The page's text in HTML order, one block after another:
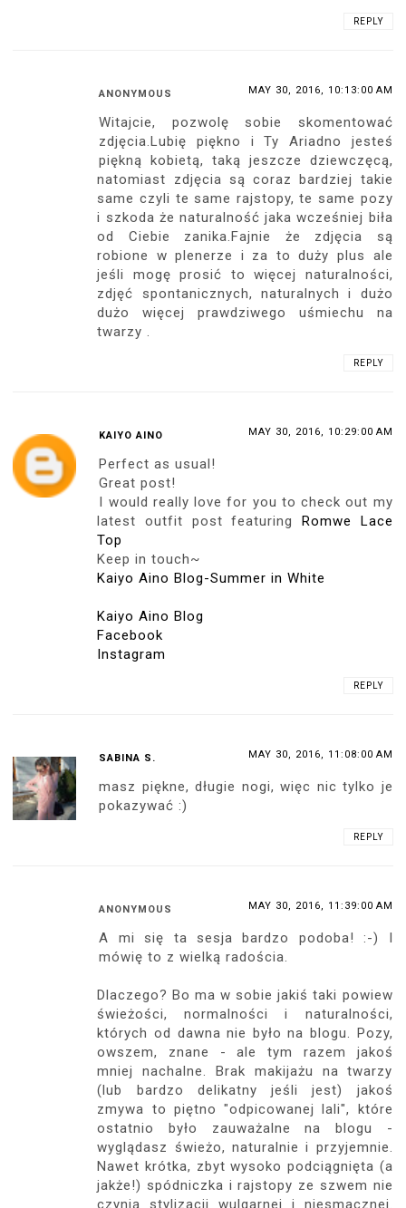
REPLY
ANONYMOUS MAY 30, 2016, 10:13:00 AM
Witajcie, pozwolę sobie skomentować
zdjęcia.Lubię piękno i Ty Ariadno jesteś
piękną kobietą, taką jeszcze dziewczęcą,
natomiast zdjęcia są coraz bardziej takie
same czyli te same rajstopy, te same pozy
i szkoda że naturalność jaka wcześniej biła
od Ciebie zanika.Fajnie że zdjęcia są
robione w plenerze i za to duży plus ale
jeśli mogę prosić to więcej naturalności,
zdjęć spontanicznych, naturalnych i dużo
dużo więcej prawdziwego uśmiechu na
twarzy .
REPLY
KAIYO AINO MAY 30, 2016, 10:29:00 AM
Perfect as usual!
Great post!
I would really love for you to check out my
latest outfit post featuring Romwe Lace
Top
Keep in touch~
Kaiyo Aino Blog-Summer in White
Kaiyo Aino Blog
Facebook
Instagram
REPLY
SABINA S. MAY 30, 2016, 11:08:00 AM
masz piękne, długie nogi, więc nic tylko je
pokazywać :)
REPLY
ANONYMOUS MAY 30, 2016, 11:39:00 AM
A mi się ta sesja bardzo podoba! :-) I
mówię to z wielką radościa.
Dlaczego? Bo ma w sobie jakiś taki powiew
świeżości, normalności i naturalności,
których od dawna nie było na blogu. Pozy,
owszem, znane - ale tym razem jakoś
mniej nachalne. Brak makijażu na twarzy
(lub bardzo delikatny jeśli jest) jakoś
zmywa to piętno "odpicowanej lali", które
ostatnio było zauważalne na blogu -
wyglądasz świeżo, naturalnie i przyjemnie.
Nawet krótka, zbyt wysoko podciągnięta (a
jakże!) spódniczka i rajstopy ze szwem nie
czynią stylizacji wulgarnej i niesmacznej.